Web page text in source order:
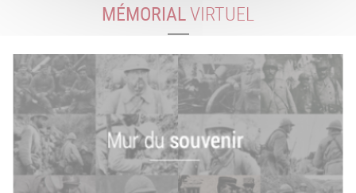
MÉMORIALVIRTUEL